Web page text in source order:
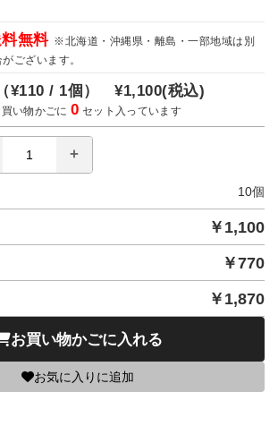
無料 ※北海道・沖縄県・離島・一部地域は別
ございます。
¥110 / 1個）¥1,100(税込)
買い物かごに0 セット入っています
10個
￥ 1,100
￥770
￥ 1,870
お買い物かごに入れる
お気に入りに追加